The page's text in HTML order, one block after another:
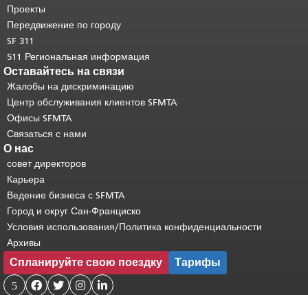
странице.
основного содержимого .
Проекты
Передвижение по городу
SF 311
511 Региональная информация
Оставайтесь на связи
Жалобы на дискриминацию
Центр обслуживания клиентов SFMTA
Офисы SFMTA
Связаться с нами
О нас
совет директоров
Карьера
Ведение бизнеса с SFMTA
Город и округ Сан-Франциско
Условия использования/Политика конфиденциальности
Архивы
Спланируйте свою поездку Тарифы
5    